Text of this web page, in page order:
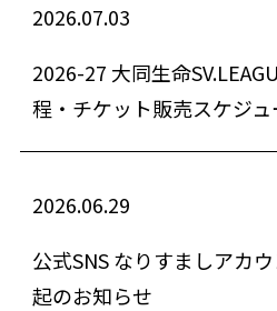
2026.07.03
2026-27 大同生命
程・チケット販売スケジ
2026.06.29
公式SNS なりすましアカ
起のお知らせ